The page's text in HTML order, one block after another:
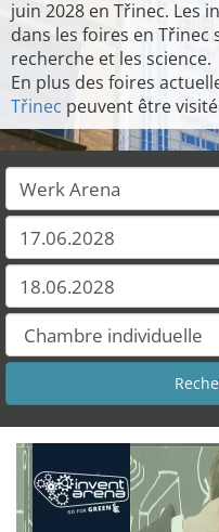
juin 2028 en Třinec. Les
dans les foires en Třinec
recherche et les science.
En plus des foires
Třinec peuvent être